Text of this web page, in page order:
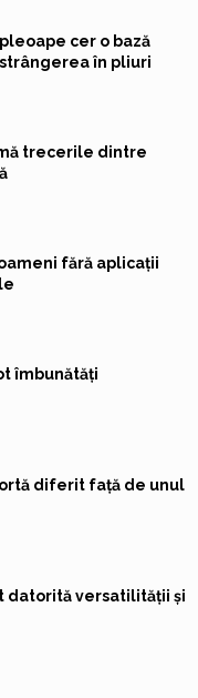
cer o bază
în pliuri
trecerile dintre
fără aplicații
îmbunătăți
diferit față de unul
datorită versatilității și